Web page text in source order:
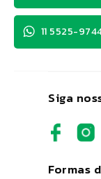
Siga
Formas
11 5525-